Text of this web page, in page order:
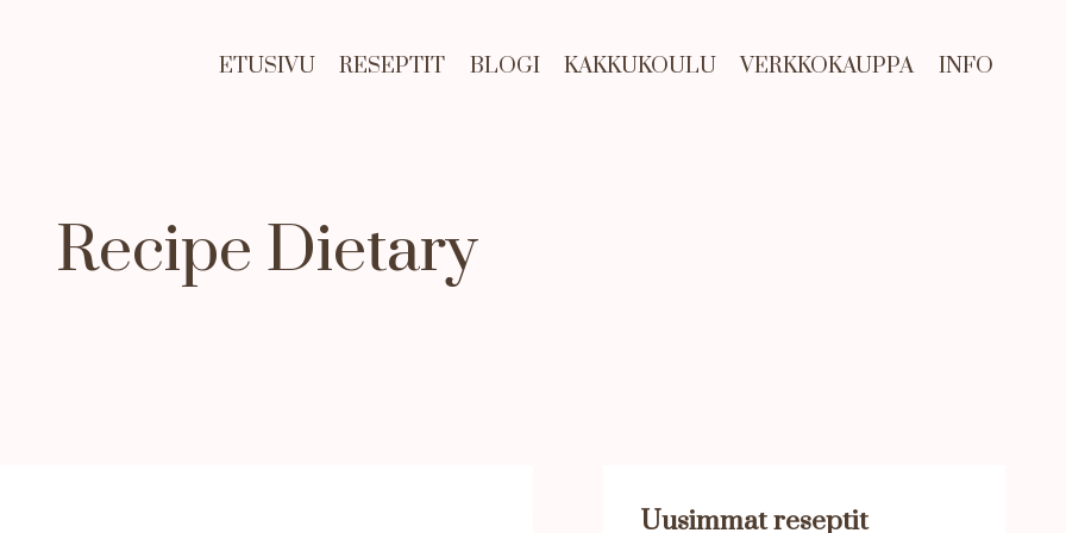
ETUSIVU RESEPTIT BLOGI KAKKUKOULU VERKKOKAUPPA INFO
Recipe Dietary
Uusimmat reseptit